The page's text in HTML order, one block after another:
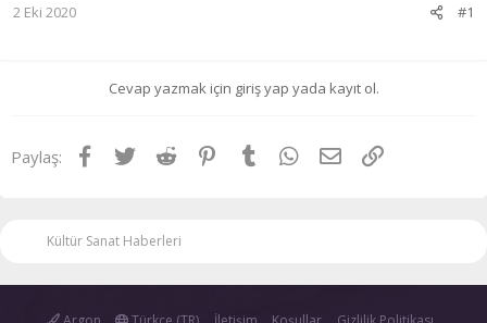
#1
2 Eki 2020
Cevap yazmak için giriş yap yada kayıt ol.
Paylaş: Facebook
TwitterReddit Pinterest
Tumblr WhatsApp
E-postaLink
Kültür Sanat Haberleri